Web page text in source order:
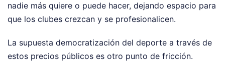
nadie más quiere o puede hacer, dejando espacio para
que los clubes crezcan y se profesionalicen.
La supuesta democratización del deporte a través de
estos precios públicos es otro punto de fricción.